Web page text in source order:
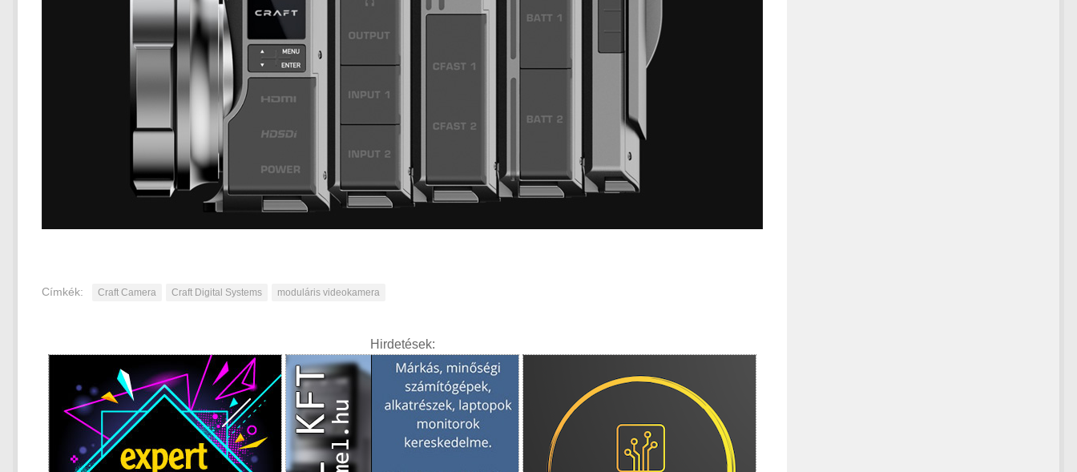
Címkék: Craft Camera Craft Digital Systems moduláris videokamera
Hirdetések: